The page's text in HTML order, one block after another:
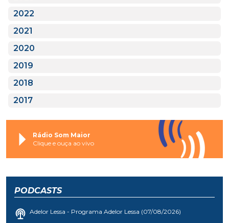
2022
2021
2020
2019
2018
2017
Rádio Som Maior
Clique e ouça ao vivo
PODCASTS
Adelor Lessa - Programa Adelor Lessa (07/08/2026)